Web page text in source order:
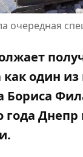
очередная
один
Бориса